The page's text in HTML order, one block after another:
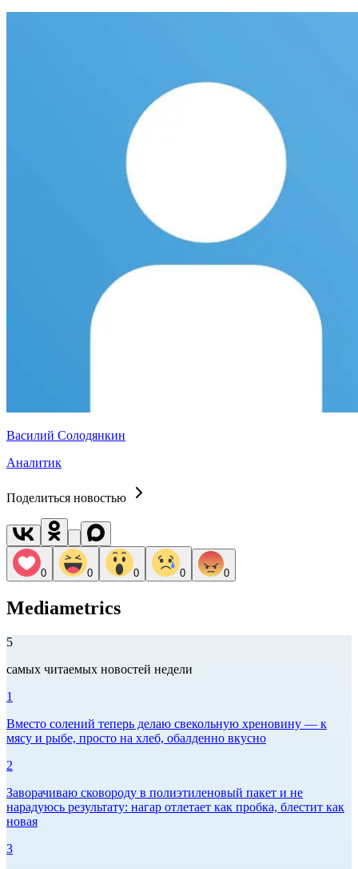
Василий Солодянкин
Аналитик
Поделиться новостью
0 0 0 0 0
Mediametrics
5
самых читаемых новостей недели
1
Вместо солений теперь делаю свекольную хреновину — к
мясу и рыбе, просто на хлеб, обалденно вкусно
2
Заворачиваю сковороду в полиэтиленовый пакет и не
нарадуюсь результату: нагар отлетает как пробка, блестит как
новая
3